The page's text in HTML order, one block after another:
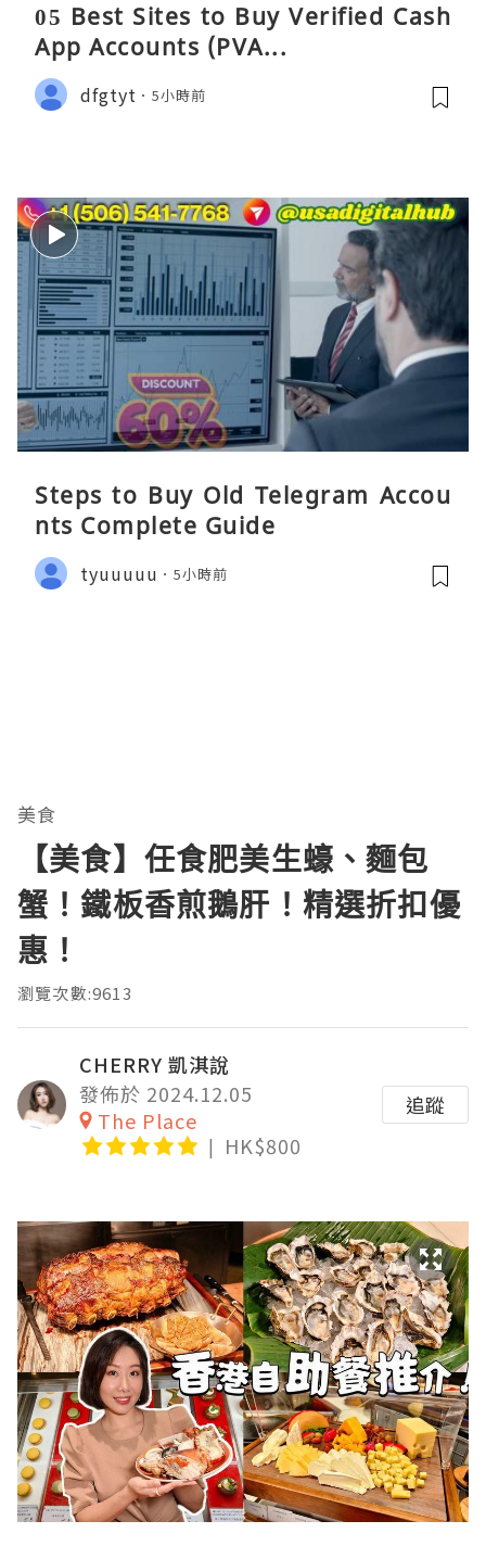
05 Best Sites to Buy Verified Cash
App Accounts (PVA...
dfgtyt 5小時前
Steps to Buy Old Telegram Accou
nts Complete Guide
tyuuuuu 5小時前
美食
【美食】任食肥美生蠔、麵包
蟹！鐵板香煎鵝肝！精選折扣優
惠！
瀏覽次數:9613
CHERRY 凱淇說
發佈於 2024.12.05
The Place
HK$800
追蹤